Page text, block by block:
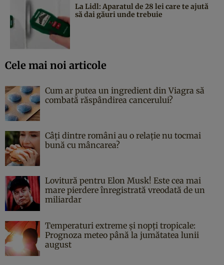
La Lidl: Aparatul de 28 lei care te ajută
să dai găuri unde trebuie
Cele mai noi articole
Cum ar putea un ingredient din Viagra să
combată răspândirea cancerului?
Câți dintre români au o relație nu tocmai
bună cu mâncarea?
Lovitură pentru Elon Musk! Este cea mai
mare pierdere înregistrată vreodată de un
miliardar
Temperaturi extreme și nopți tropicale:
Prognoza meteo până la jumătatea lunii
august